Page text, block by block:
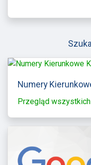
Numery
Przegląd